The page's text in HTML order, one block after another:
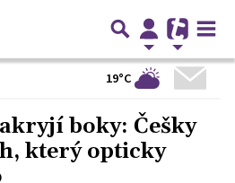
19°C
boky: Češky
který opticky